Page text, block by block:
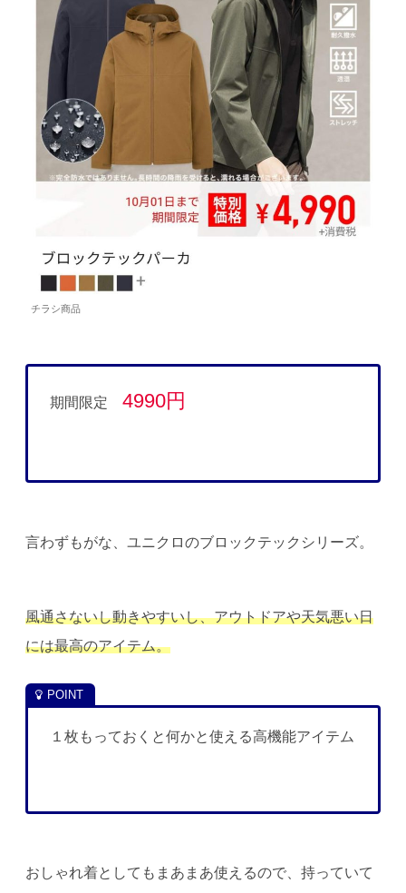
チラシ商品
期間限定4990円
言わずもがな、ユニクロのブロックテックシリーズ。
風通さないし動きやすいし、アウトドアや天気悪い日
には最高のアイテム。
１枚もっておくと何かと使える高機能アイテム
おしゃれ着としてもまあまあ使えるので、持っていて